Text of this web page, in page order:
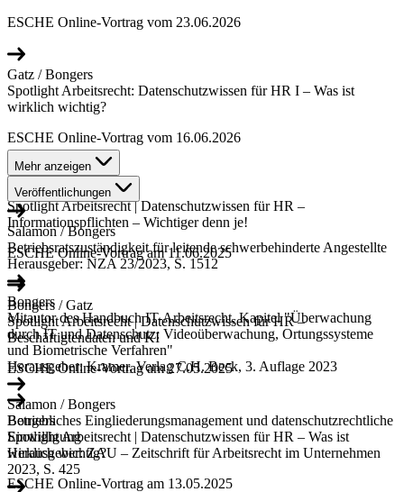
ESCHE Online-Vortrag vom 23.06.2026
Gatz / Bongers
Spotlight Arbeitsrecht: Datenschutzwissen für HR I – Was ist
wirklich wichtig?
ESCHE Online-Vortrag vom 16.06.2026
Bongers
Spotlight Arbeitsrecht | Datenschutzwissen für HR –
Informationspflichten – Wichtiger denn je!
ESCHE Online-Vortrag am 11.06.2025
Bongers / Gatz
Spotlight Arbeitsrecht | Datenschutzwissen für HR –
Beschäftigtendaten und KI
ESCHE Online-Vortrag am 27.05.2025
Bongers
Spotlight Arbeitsrecht | Datenschutzwissen für HR – Was ist
wirklich wichtig?
ESCHE Online-Vortrag am 13.05.2025
Mehr anzeigen
Veröffentlichungen
Salamon / Bongers
Betriebsratszuständigkeit für leitende schwerbehinderte Angestellte
Herausgeber: NZA 23/2023, S. 1512
Bongers
Mitautor des Handbuch IT-Arbeitsrecht, Kapitel "Überwachung
durch IT und Datenschutz: Videoüberwachung, Ortungssysteme
und Biometrische Verfahren"
Herausgeber: Kramer, Verlag C.H. Beck, 3. Auflage 2023
Salamon / Bongers
Betriebliches Eingliederungsmanagement und datenschutzrechtliche
Einwilligung
Herausgeber: ZAU – Zeitschrift für Arbeitsrecht im Unternehmen
2023, S. 425